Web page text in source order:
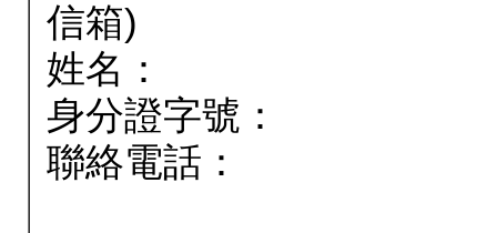
信箱)
姓名：
身分證字號：
聯絡電話：